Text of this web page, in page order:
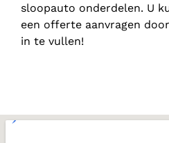
sloopauto onderdelen. U
een offerte aanvragen
in te vullen!